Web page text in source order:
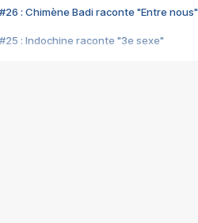
#26 : Chimène Badi raconte "Entre nous"
#25 : Indochine raconte "3e sexe"